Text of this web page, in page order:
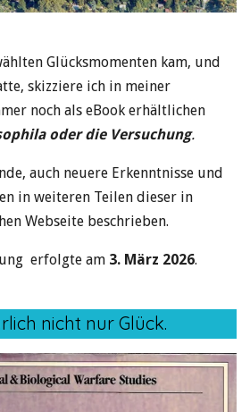
Glücksmomenten kam, und
skizziere ich in meiner
noch als eBook erhältlichen
oder die Versuchung.
auch neuere Erkenntnisse und
in weiteren Teilen dieser in
Webseite beschrieben.
erfolgte am 3. März 2026.
nicht nur Glück.